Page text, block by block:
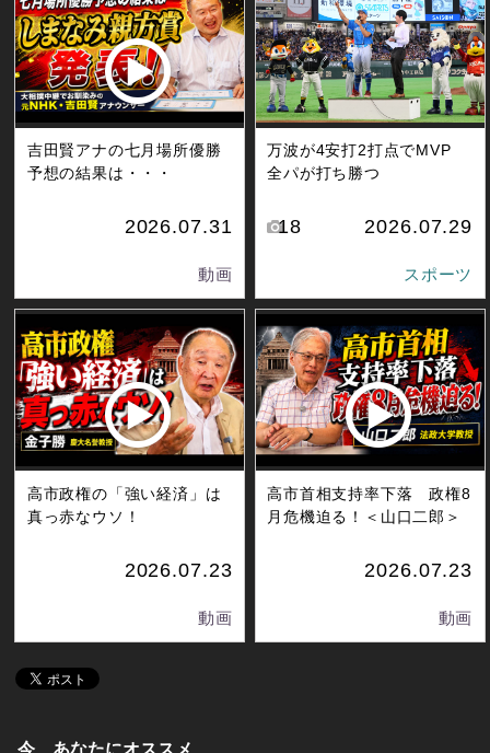
吉田賢アナの七月場所優勝
予想の結果は・・・
2026.07.31
動画
万波が4安打2打点でMVP
全パが打ち勝つ
18 2026.07.29
スポーツ
高市政権の「強い経済」は
真っ赤なウソ！
2026.07.23
動画
高市首相支持率下落 政権8
月危機迫る！＜山口二郎＞
2026.07.23
動画